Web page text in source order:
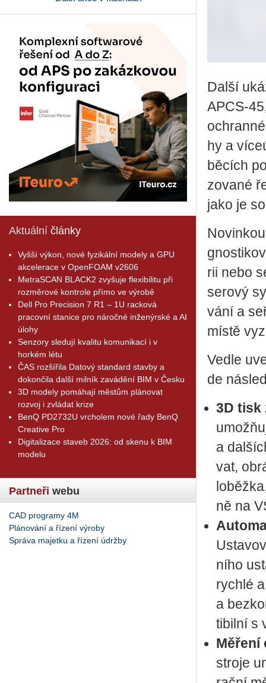
Aktuální články
Vyšší výkon, nové fyzikální modely a GPU
akcelerace v OpenFOAM v2606
MetraSCAN BLACK2 zvyšuje flexibilitu při
rozměrové kontrole přímo ve výrobě
Dell Pro Precision 7 R1 – 1U racková
pracovní stanice pro náročné inženýrské a AI
úlohy
Senzory sledují kvalitu komunikací i v
horkém létu
ČAS rozšířila Datový standard stavby a
dokončila další milník zavádění BIM v Česku
3D modely pomáhají městům plánovat
rozvoj i zvládat krize
BenQ PD2732U vrcholem nové řady BenQ
Creative Pro
Digitalizace staveb 2026: od skenu k BIM
modelu
Partneři webu
CAD programy 4M
Plánování a řízení výroby
Správa majetku a řízení údržby
Další
APCS-
hy a
bě­cích
zo­va­né
jako je
rii nebo
se­ro­vý
vá­ní a
místě
Vedle
de
3D tisk
a
vat,
ně na
ní­ho
rych­lé
a
ti­bil­ní s
Mě­ře­ní
stro­je